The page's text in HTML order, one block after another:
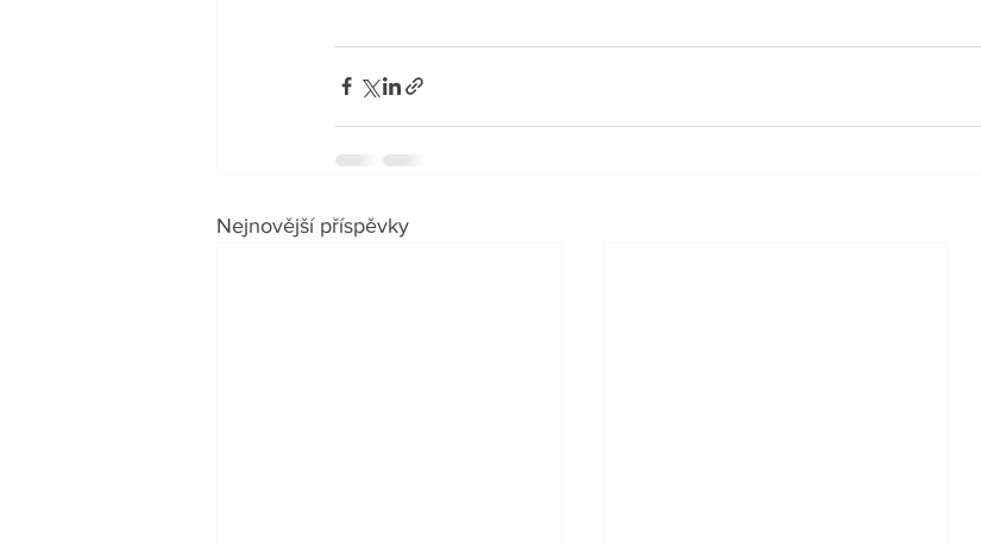
Nejnovější příspěvky